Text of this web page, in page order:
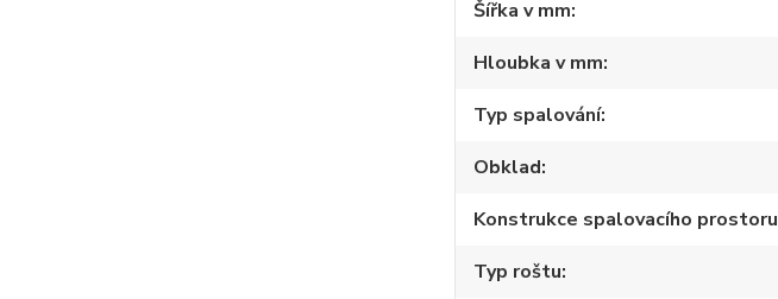
Šířka v mm
Hloubka v mm
Typ spalování
Obklad
Konstrukce spalovacího prostoru
Typ roštu